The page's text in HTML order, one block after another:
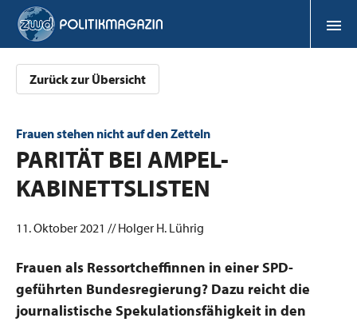
Zurück zur Übersicht
Frauen stehen nicht auf den Zetteln
:PARITÄT BEI AMPEL-
KABINETTSLISTEN
11. Oktober 2021 // Holger H. Lührig
Frauen als Ressortcheffinnen in einer SPD-
geführten Bundesregierung? Dazu reicht die
journalistische Spekulationsfähigkeit in den